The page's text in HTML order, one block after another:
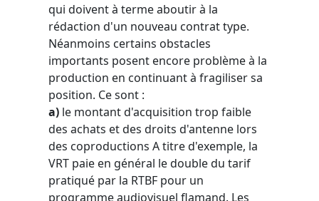
qui doivent à terme aboutir à la
rédaction d'un nouveau contrat type.
Néanmoins certains obstacles
importants posent encore problème à la
production en continuant à fragiliser sa
position. Ce sont :
a) le montant d'acquisition trop faible
des achats et des droits d'antenne lors
des coproductions A titre d'exemple, la
VRT paie en général le double du tarif
pratiqué par la RTBF pour un
programme audiovisuel flamand. Les